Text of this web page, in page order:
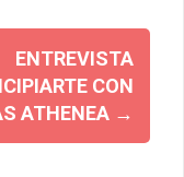
tirENTREVISTA
CON
ATHENEA →